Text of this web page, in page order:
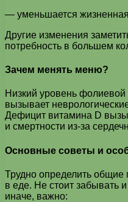
— уменьшается жизненная
Другие изменения
потребность в большем
Зачем менять меню?
Низкий уровень
вызывает
Дефицит витамина D
и смертности из-за
Основные советы и
Трудно определить общие
в еде. Не стоит забывать
иначе, важно: